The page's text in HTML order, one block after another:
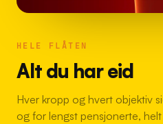
HELE FLÅTEN
Alt du har eid
Hver kropp og hvert objektiv
og for lengst pensjonerte,